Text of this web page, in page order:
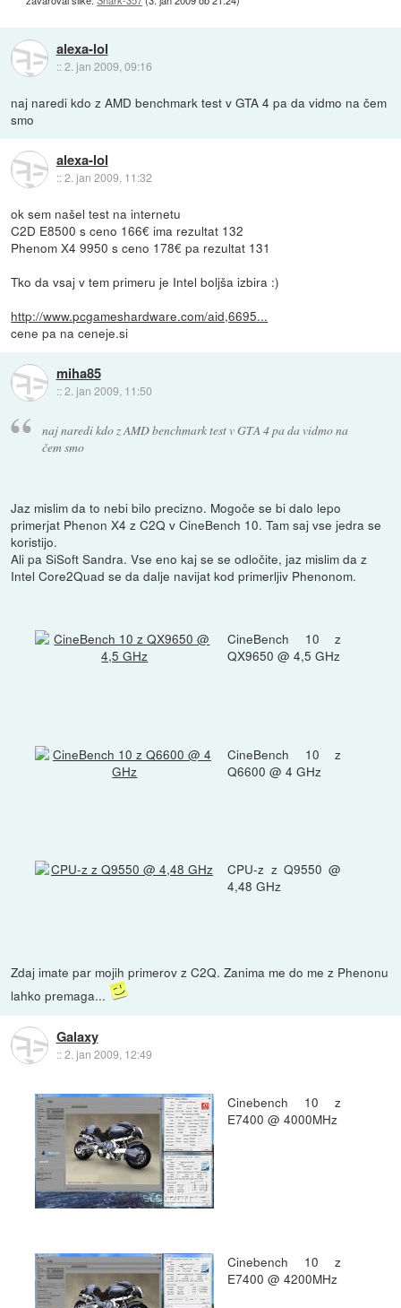
alexa-lol
::2. jan 2009, 09:16
naj naredi kdo z AMD benchmark test v GTA 4 pa da vidmo na čem
smo
alexa-lol
::2. jan 2009, 11:32
ok sem našel test na internetu
C2D E8500 s ceno 166€ ima rezultat 132
Phenom X4 9950 s ceno 178€ pa rezultat 131
Tko da vsaj v tem primeru je Intel boljša izbira :)
http://www.pcgameshardware.com/aid,6695...
cene pa na ceneje.si
miha85
::2. jan 2009, 11:50
naj naredi kdo z AMD benchmark test v GTA 4 pa da vidmo na
čem smo
Jaz mislim da to nebi bilo precizno. Mogoče se bi dalo lepo
primerjat Phenon X4 z C2Q v CineBench 10. Tam saj vse jedra se
koristijo.
Ali pa SiSoft Sandra. Vse eno kaj se se odločite, jaz mislim da z
Intel Core2Quad se da dalje navijat kod primerljiv Phenonom.
CineBench 10 z
QX9650 @ 4,5 GHz
CineBench 10 z
Q6600 @ 4 GHz
CPU-z z Q9550 @
4,48 GHz
Zdaj imate par mojih primerov z C2Q. Zanima me do me z Phenonu
lahko premaga...
Galaxy
::2. jan 2009, 12:49
Cinebench 10 z
E7400 @ 4000MHz
Cinebench 10 z
E7400 @ 4200MHz